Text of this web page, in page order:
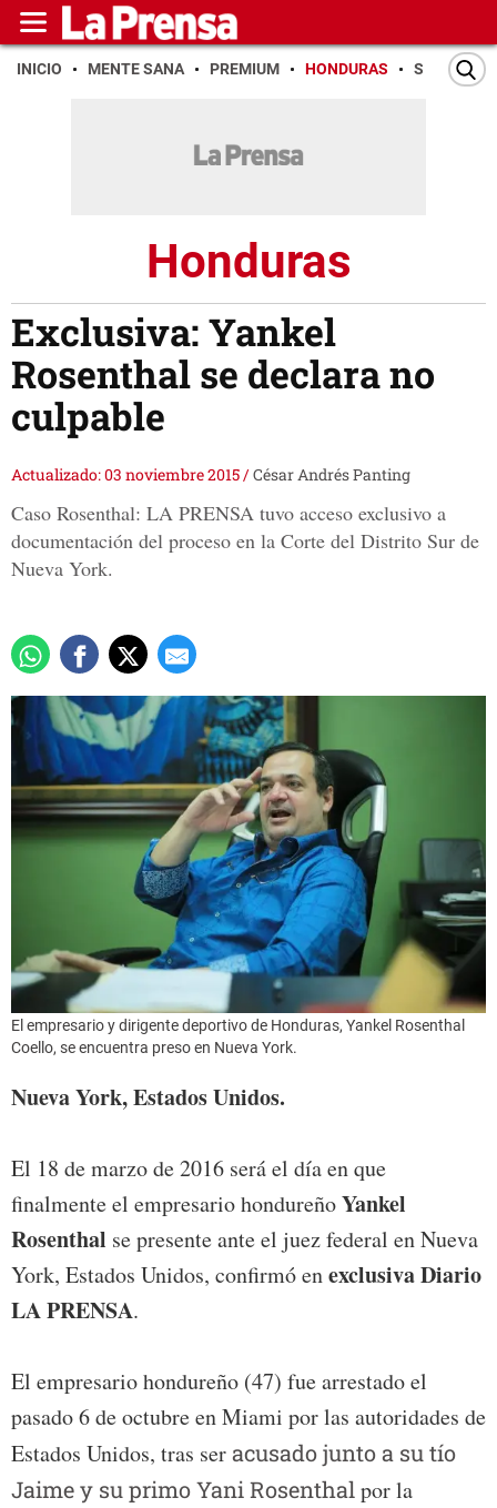
INICIO MENTE SANA PREMIUM HONDURAS SAN PEDRO
Honduras
Exclusiva: Yankel
Rosenthal se declara no
culpable
Actualizado: 03 noviembre 2015/César Andrés Panting
Caso Rosenthal: LA PRENSA tuvo acceso exclusivo a
documentación del proceso en la Corte del Distrito Sur de
Nueva York.
El empresario y dirigente deportivo de Honduras, Yankel Rosenthal
Coello, se encuentra preso en Nueva York.
Nueva York, Estados Unidos.
El 18 de marzo de 2016 será el día en que
finalmente el empresario hondureñoYankel
Rosenthal se presente ante el juez federal en Nueva
York, Estados Unidos, confirmó enexclusiva Diario
LA PRENSA.
El empresario hondureño (47) fue arrestado el
pasado 6 de octubre en Miami por las autoridades de
Estados Unidos, tras seracusado junto a su tío
Jaime y su primo Yani Rosenthalpor la